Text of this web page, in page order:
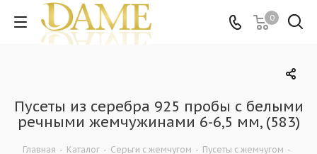
0
Пусеты из серебра 925 пробы с белыми
речными жемчужинами 6-6,5 мм, (583)
Главная - Каталог - Серьги с жемчугом - Пусеты с жемчугом -